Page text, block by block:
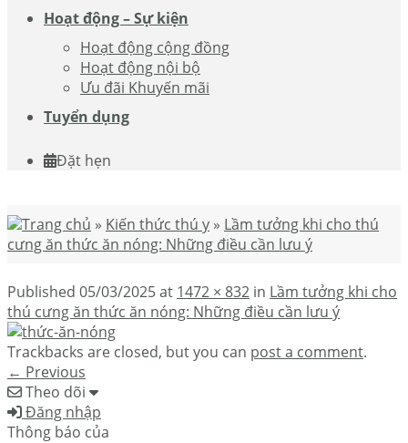
Hoạt động – Sự kiện
Hoạt động cộng đồng
Hoạt động nội bộ
Ưu đãi Khuyến mãi
Tuyển dụng
Đặt hẹn
Trang chủ » Kiến thức thú y » Lầm tưởng khi cho thú
cưng ăn thức ăn nóng: Những điều cần lưu ý
Published 05/03/2025at 1472 × 832 in Lầm tưởng khi cho
thú cưng ăn thức ăn nóng: Những điều cần lưu ý
Trackbacks are closed, but you can post a comment.
← Previous
Theo dõi
Đăng nhập
Thông báo của